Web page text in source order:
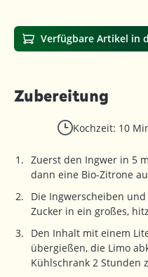
Verfügbare Artikel in
Zubereitung
Kochzeit: 10
Zuerst den Ingwer in 5
dann eine Bio-Zitrone
Die Ingwerscheiben
Zucker in ein großes,
Den Inhalt mit einem
übergießen, die Limo
Kühlschrank 2 Stunden